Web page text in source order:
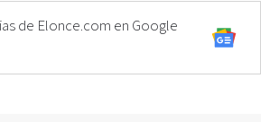
de Elonce.com en Google